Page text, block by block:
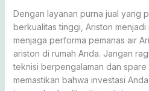
Dengan layanan purna jual yang
berkualitas tinggi, Ariston
menjaga performa pemanas air
ariston di rumah Anda. Jangan
teknisi berpengalaman dan spare
memastikan bahwa investasi